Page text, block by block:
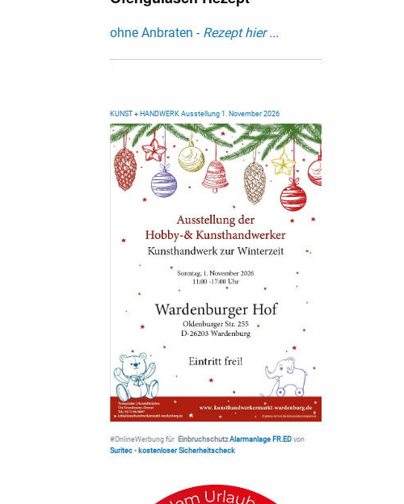
ohne Anbraten - Rezept hier ...
KUNST + HANDWERK Ausstellung 1. November 2026
#OnlineWerbung für Einbruchschutz Alarmanlage FR.ED von
Suritec• kostenloser Sicherheitscheck